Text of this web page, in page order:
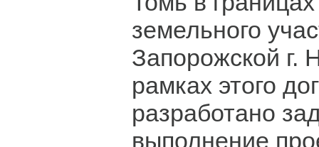
земельного
Запорожской г.
рамках этого
разработано
выполнение